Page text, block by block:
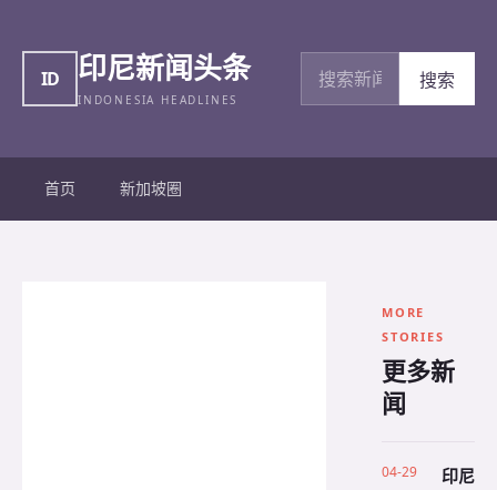
ID 印尼新闻头条
INDONESIA HEADLINES
搜索新闻
搜索
首页 新加坡圈
MORE
STORIES
更多新
闻
04-29
印尼